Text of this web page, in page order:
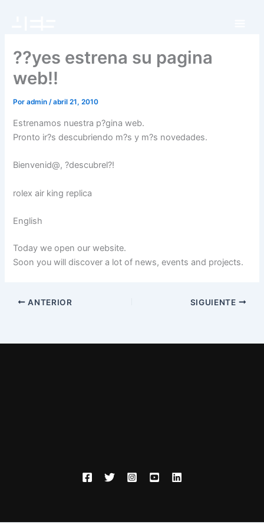
??yes estrena su pagina
web!!
Poradmin/abril 21, 2010
Estrenamos nuestra p?gina web.
Pronto ir?s descubriendo m?s y m?s novedades.
Bienvenid@, ?descubrel?!
rolex air king replica
English
Today we open our website.
Soon you will discover a lot of news, events and projects.
ANTERIOR SIGUIENTE